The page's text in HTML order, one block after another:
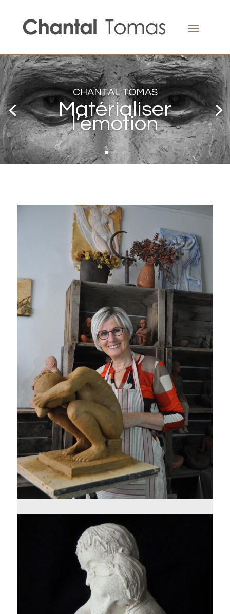
CHANTAL TOMAS
Matérialiser
l’émotion